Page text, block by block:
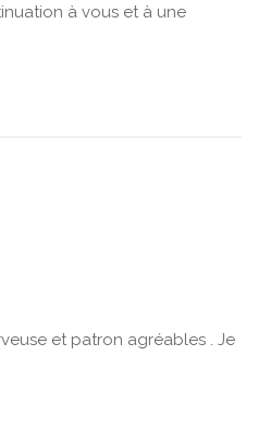
à vous et à une
et patron agréables . Je